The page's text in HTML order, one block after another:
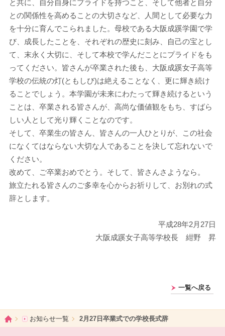
と共に、自分自身にプライドを持つこと、そして他者と自分
との関係性を高めることの大切さなど、人間として必要な力
を十分に育んでこられました。母校である大阪成蹊学園で学
び、成長したことを、それぞれの歴史に刻み、自己の宝とし
て、末永く大切に、そして本校で学んだことにプライドをも
ってください。皆さんが卒業された後も、大阪成蹊女子高等
学校の伝統の灯(ともしび)は絶えることなく、更に輝き続け
ることでしょう。本学園が未来にわたって輝き続けるという
ことは、卒業される皆さんが、高尚な価値観をもち、すばら
しい人として光り輝くことなのです。
そして、卒業生の皆さん、皆さんの一人ひとりが、この社会
になくてはならない大切な人であることを決して忘れないで
ください。
改めて、ご卒業おめでとう。そして、皆さんさようなら。
旅立たれる皆さんのご多幸を心からお祈りして、お別れの式
辞とします。
平成28年2月27日
大阪成蹊女子高等学校長 紺野 昇
一覧へ戻る
ホームお知らせ一覧 2月27日卒業式での学校長式辞